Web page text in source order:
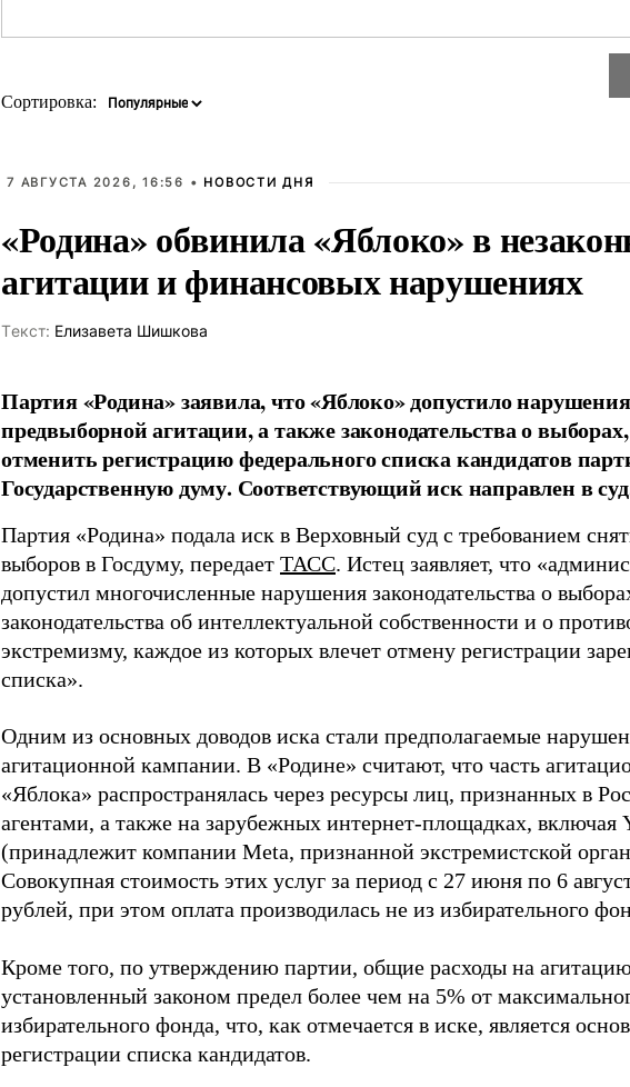
Сортировка:
7 АВГУСТА 2026, 16:56 • НОВОСТИ ДНЯ
«Родина» обвинила «Яблоко» в
агитации и финансовых нарушениях
Tекст: Елизавета Шишкова
Партия «Родина» заявила, что «Яблоко» допустило
предвыборной агитации, а также законодательства о
отменить регистрацию федерального списка кандидатов
Государственную думу. Соответствующий иск направлен в
Партия «Родина» подала иск в Верховный суд с требованием
выборов в Госдуму, передает ТАСС. Истец заявляет, что
допустил многочисленные нарушения законодательства о
законодательства об интеллектуальной собственности и о
экстремизму, каждое из которых влечет отмену регистрации
списка».
Одним из основных доводов иска стали предполагаемые
агитационной кампании. В «Родине» считают, что часть
«Яблока» распространялась через ресурсы лиц, признанных в
агентами, а также на зарубежных интернет-площадках, включая
(принадлежит компании Meta, признанной экстремистской
Совокупная стоимость этих услуг за период с 27 июня по 6
рублей, при этом оплата производилась не из избирательного
Кроме того, по утверждению партии, общие расходы на
установленный законом предел более чем на 5% от
избирательного фонда, что, как отмечается в иске, является
регистрации списка кандидатов.